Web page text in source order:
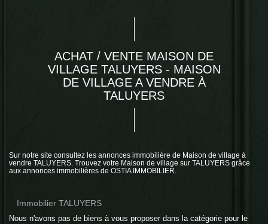
ACHAT / VENTE MAISON DE
VILLAGE TALUYERS - MAISON
DE VILLAGE A VENDRE À
TALUYERS
Sur notre site consultez les annonces immobilière de Maison de village à
vendre TALUYERS. Trouvez votre Maison de village sur TALUYERS grâce
aux annonces immobilières de OSTIA IMMOBILIER.
Immobilier TALUYERS
Nous n'avons pas de biens à vous proposer dans la catégorie pour le